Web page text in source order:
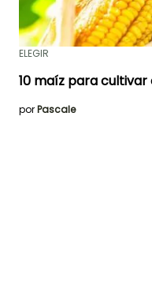
ELEGIR
10 maíz para cultivar
porPascale